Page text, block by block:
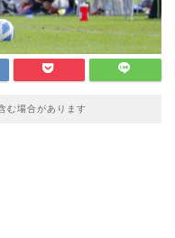
む場合があります